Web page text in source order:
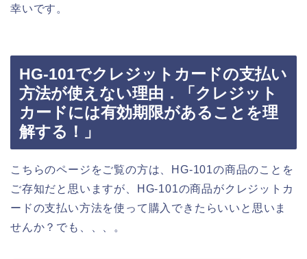
幸いです。
HG-101でクレジットカードの支払い
方法が使えない理由．「クレジット
カードには有効期限があることを理
解する！」
こちらのページをご覧の方は、HG-101の商品のことを
ご存知だと思いますが、HG-101の商品がクレジットカ
ードの支払い方法を使って購入できたらいいと思いま
せんか？でも、、、。